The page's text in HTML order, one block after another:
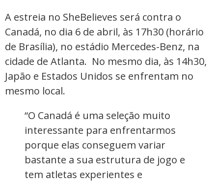
A estreia no SheBelieves será contra o
Canadá, no dia 6 de abril, às 17h30 (horário
de Brasília), no estádio Mercedes-Benz, na
cidade de Atlanta. No mesmo dia, às 14h30,
Japão e Estados Unidos se enfrentam no
mesmo local.
“O Canadá é uma seleção muito
interessante para enfrentarmos
porque elas conseguem variar
bastante a sua estrutura de jogo e
tem atletas experientes e